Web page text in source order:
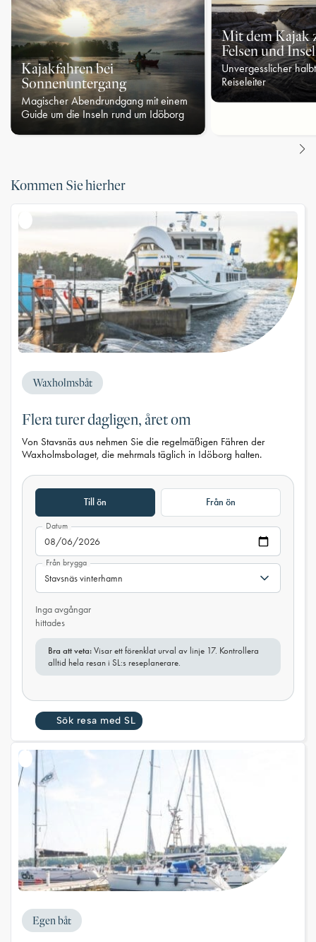
Kajakfahren bei
Sonnenuntergang
Magischer Abendrundgang mit einem
Guide um die Inseln rund um Idöborg
Mit dem Kajak
Felsen und
Unvergesslicher
Reiseleiter
Kommen Sie hierher
Waxholmsbåt
Flera turer dagligen, året om
Von Stavsnäs aus nehmen Sie die regelmäßigen Fähren der
Waxholmsbolaget, die mehrmals täglich in Idöborg halten.
Till ön Från ön
Datum
Från brygga
Inga avgångar
hittades
Bra att veta: Visar ett förenklat urval av linje 17. Kontrollera
alltid hela resan i SL:s reseplanerare.
Sök resa med SL
Egen båt